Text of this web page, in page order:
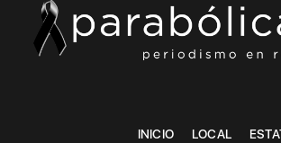
INICIO LOCAL